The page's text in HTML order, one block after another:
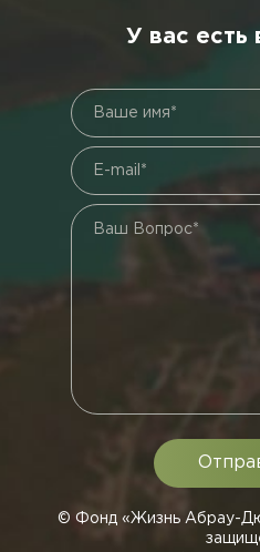
© Фонд «Жизнь Абрау-
У вас есть
Ваше имя*
E-mail*
Ваш Вопрос*